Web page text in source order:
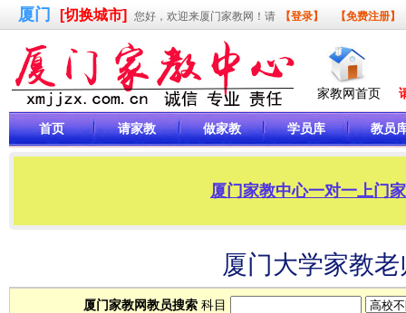
厦门 [切换城市] 您好，欢迎来厦门家教网！请 【登录】 【免费注册】
家教网首页
首页 请家教 做家教 学员库 教员
厦门家教中心一对一上门
厦门大学家教
厦门家教网教员搜索科目